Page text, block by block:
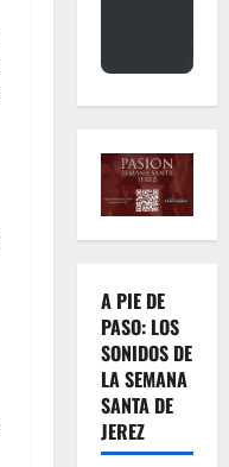
A PIE DE
PASO: LOS
SONIDOS DE
LA SEMANA
SANTA DE
JEREZ